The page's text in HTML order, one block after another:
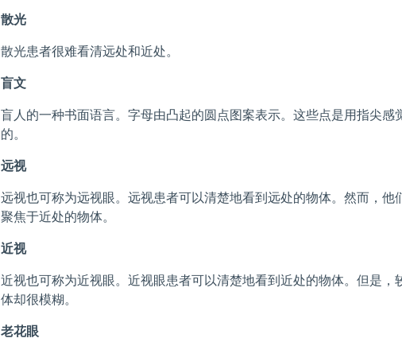
散光
散光患者很难看清远处和近处。
盲文
盲人的一种书面语言。字母由凸起的圆点图案表示。这些点是用指尖感
的。
远视
远视也可称为远视眼。远视患者可以清楚地看到远处的物体。然而，他
聚焦于近处的物体。
近视
近视也可称为近视眼。近视眼患者可以清楚地看到近处的物体。但是，
体却很模糊。
老花眼